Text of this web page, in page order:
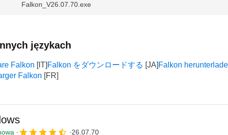
Falkon_V26.07.70.exe
językach
Falkon Falkon をダウンロードする Falkon
Falkon
26.07.70